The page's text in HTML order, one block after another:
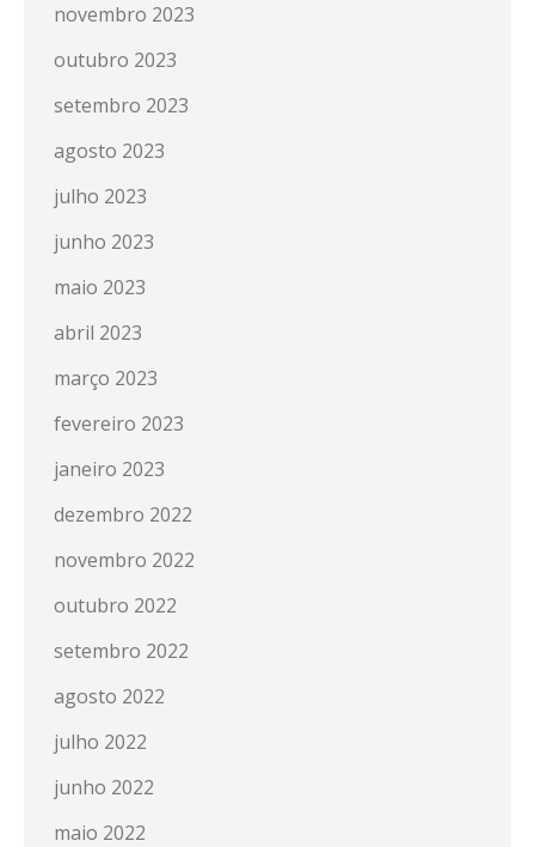
novembro 2023
outubro 2023
setembro 2023
agosto 2023
julho 2023
junho 2023
maio 2023
abril 2023
março 2023
fevereiro 2023
janeiro 2023
dezembro 2022
novembro 2022
outubro 2022
setembro 2022
agosto 2022
julho 2022
junho 2022
maio 2022